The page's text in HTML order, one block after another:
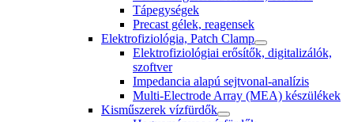
Tápegységek
Precast gélek, reagensek
Elektrofiziológia, Patch Clamp
Elektrofiziológiai erősítők, digitalizálók,
szoftver
Impedancia alapú sejtvonal-analízis
Multi-Electrode Array (MEA) készülékek
Kisműszerek vízfürdők